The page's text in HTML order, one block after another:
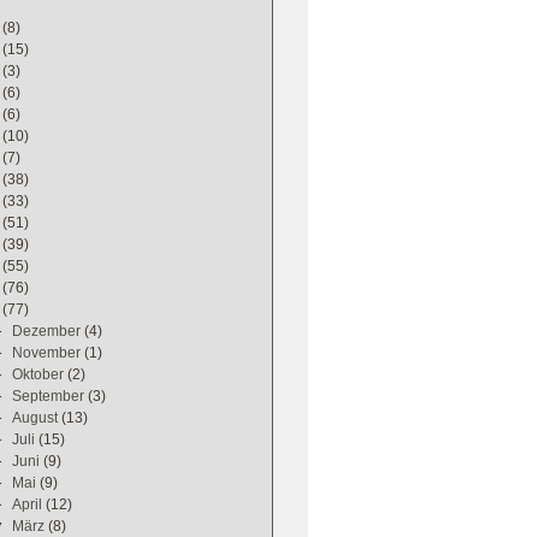
(8)
(15)
(3)
(6)
(6)
(10)
(7)
(38)
(33)
(51)
(39)
(55)
(76)
(77)
Dezember(4)
November(1)
Oktober(2)
September(3)
August(13)
Juli(15)
Juni(9)
Mai(9)
April(12)
März(8)